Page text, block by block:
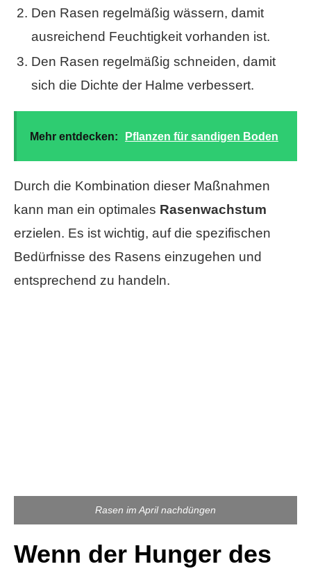
Den Rasen regelmäßig wässern, damit
ausreichend Feuchtigkeit vorhanden ist.
Den Rasen regelmäßig schneiden, damit
sich die Dichte der Halme verbessert.
Mehr entdecken: Pflanzen für sandigen Boden
Durch die Kombination dieser Maßnahmen
kann man ein optimales Rasenwachstum
erzielen. Es ist wichtig, auf die spezifischen
Bedürfnisse des Rasens einzugehen und
entsprechend zu handeln.
Rasen im April nachdüngen
Wenn der Hunger des